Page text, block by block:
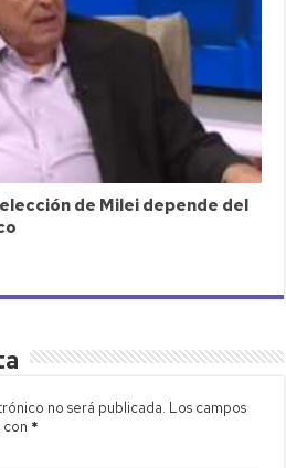
de Milei depende del
no será publicada. Los campos
*